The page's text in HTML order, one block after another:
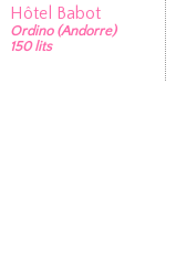
Hôtel Babot
Ordino (Andorre)
150 lits